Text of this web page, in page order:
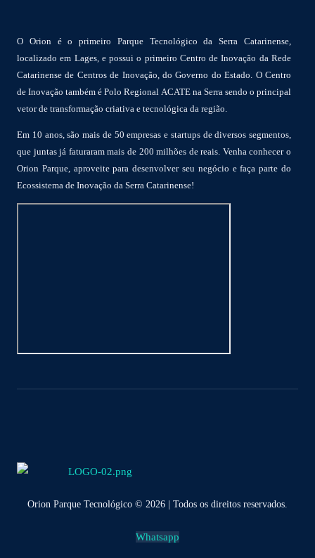
O Orion é o primeiro Parque Tecnológico da Serra Catarinense,
localizado em Lages, e possui o primeiro Centro de Inovação da Rede
Catarinense de Centros de Inovação, do Governo do Estado. O Centro
de Inovação também é Polo Regional ACATE na Serra sendo o principal
vetor de transformação criativa e tecnológica da região.
Em 10 anos, são mais de 50 empresas e startups de diversos segmentos,
que juntas já faturaram mais de 200 milhões de reais. Venha conhecer o
Orion Parque, aproveite para desenvolver seu negócio e faça parte do
Ecossistema de Inovação da Serra Catarinense!
Orion Parque Tecnológico © 2026 | Todos os direitos reservados.
Whatsapp